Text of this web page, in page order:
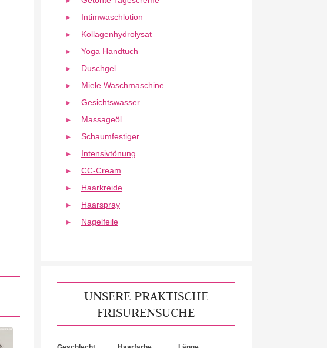
Intimwaschlotion
Kollagenhydrolysat
Yoga Handtuch
Duschgel
Miele Waschmaschine
Gesichtswasser
Massageöl
Schaumfestiger
Intensivtönung
CC-Cream
Haarkreide
Haarspray
Nagelfeile
UNSERE PRAKTISCHE
FRISURENSUCHE